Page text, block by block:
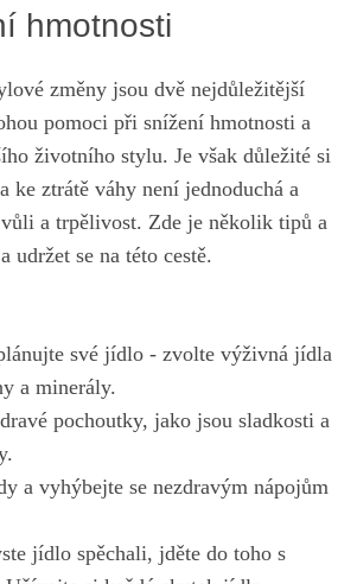
hmotnosti
změny jsou ‌dvě nejdůležitější
pomoci⁢ při snížení hmotnosti a
životního stylu. Je ⁤však důležité si
ke ztrátě váhy není jednoduchá a
a trpělivost. Zde je⁢ několik tipů a
udržet se na této cestě.
své jídlo ‍- zvolte výživná jídla
a⁢ minerály.
pochoutky, jako jsou sladkosti a
a vyhýbejte se nezdravým nápojům
jídlo spěchali, jděte do ⁣toho s